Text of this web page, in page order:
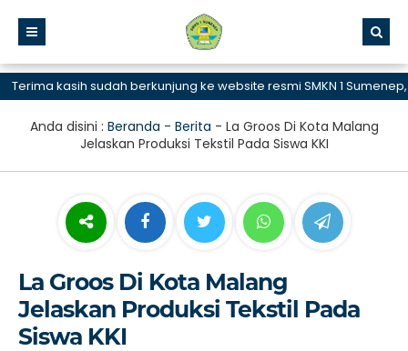
kasih sudah berkunjung ke website resmi SMKN 1 Sumenep,
Anda disini : Beranda - Berita - La Groos Di Kota Malang
Jelaskan Produksi Tekstil Pada Siswa KKI
La Groos Di Kota Malang
Jelaskan Produksi Tekstil Pada
Siswa KKI